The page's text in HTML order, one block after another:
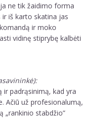
ne tik žaidimo forma
iš karto skatina jas
ir moko
vidinę stiprybę kalbėti
padrąsinimą, kad yra
Ačiū už profesionalumą,
„rankinio stabdžio”